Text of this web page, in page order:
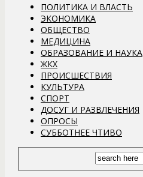
ПОЛИТИКА И ВЛАСТЬ
ЭКОНОМИКА
ОБЩЕСТВО
МЕДИЦИНА
ОБРАЗОВАНИЕ И НАУКА
ЖКХ
ПРОИСШЕСТВИЯ
КУЛЬТУРА
СПОРТ
ДОСУГ И РАЗВЛЕЧЕНИЯ
ОПРОСЫ
СУББОТНЕЕ ЧТИВО